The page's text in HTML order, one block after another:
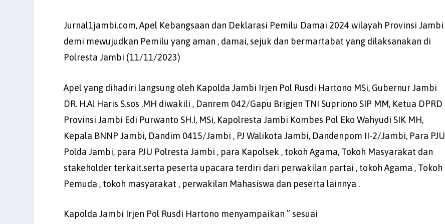
Jurnal1jambi.com, Apel Kebangsaan dan Deklarasi Pemilu Damai 2024 wilayah Provinsi Jambi
demi mewujudkan Pemilu yang aman , damai, sejuk dan bermartabat yang dilaksanakan di
Polresta Jambi (11/11/2023)
Apel yang dihadiri langsung oleh Kapolda Jambi Irjen Pol Rusdi Hartono MSi, Gubernur Jambi
DR. H.Al Haris S.sos .MH diwakili , Danrem 042/Gapu Brigjen TNI Supriono SIP MM, Ketua DPRD
Provinsi Jambi Edi Purwanto SH.I, MSi, Kapolresta Jambi Kombes Pol Eko Wahyudi SIK MH,
Kepala BNNP Jambi, Dandim 0415/Jambi , PJ Walikota Jambi, Dandenpom II-2/Jambi, Para PJU
Polda Jambi, para PJU Polresta Jambi , para Kapolsek , tokoh Agama, Tokoh Masyarakat dan
stakeholder terkait.serta peserta upacara terdiri dari perwakilan partai , tokoh Agama , Tokoh
Pemuda , tokoh masyarakat , perwakilan Mahasiswa dan peserta lainnya .
Kapolda Jambi Irjen Pol Rusdi Hartono menyampaikan ” sesuai